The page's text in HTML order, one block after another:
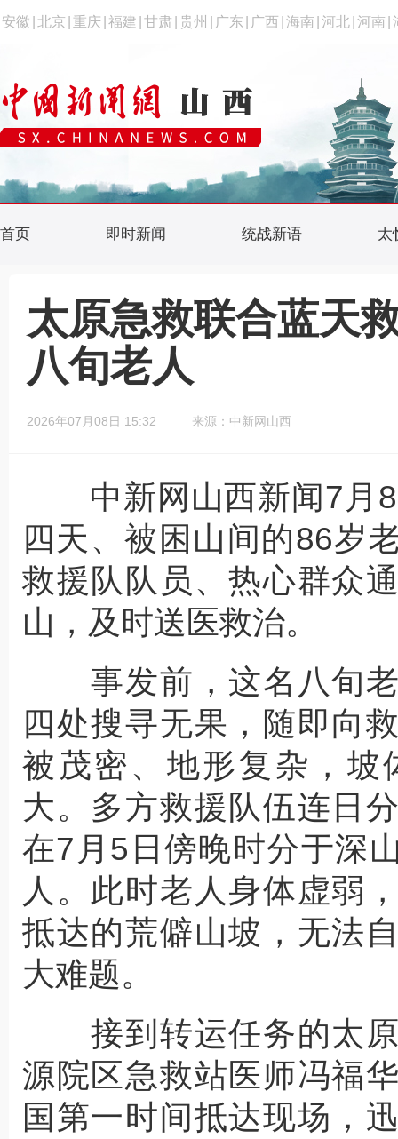
安徽 北京 重庆 福建 甘肃 贵州 广东 广西 海南 河北 河南
首页 即时新闻 统战新语 太
太原急救联合蓝天
八旬老人
2026年07月08日 15:32 来源：中新网山西
中新网山西新闻7月8
四天、被困山间的86岁
救援队队员、热心群众
山，及时送医救治。
事发前，这名八旬老
四处搜寻无果，随即向
被茂密、地形复杂，坡
大。多方救援队伍连日
在7月5日傍晚时分于深
人。此时老人身体虚弱
抵达的荒僻山坡，无法
大难题。
接到转运任务的太原
源院区急救站医师冯福
国第一时间抵达现场，